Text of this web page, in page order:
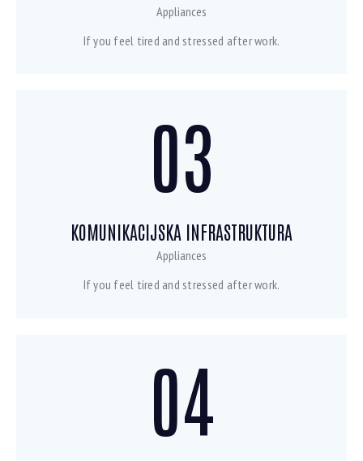
Appliances
If you feel tired and stressed after work.
03
KOMUNIKACIJSKA INFRASTRUKTURA
Appliances
If you feel tired and stressed after work.
04